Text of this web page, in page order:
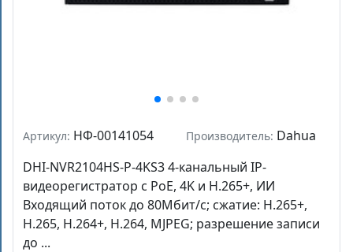
Артикул: НФ-00141054 Производитель: Dahua
DHI-NVR2104HS-P-4KS3 4-канальный IP-
видеорегистратор с PoE, 4K и H.265+, ИИ
Входящий поток до 80Мбит/с; сжатие: H.265+,
H.265, H.264+, H.264, MJPEG; разрешение записи
до ...